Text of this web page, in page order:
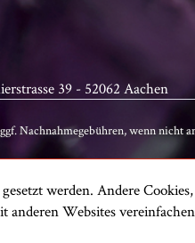
39 - 52062 Aachen
Nachnahmegebühren, wenn nicht
werden. Andere
Websites vereinfachen